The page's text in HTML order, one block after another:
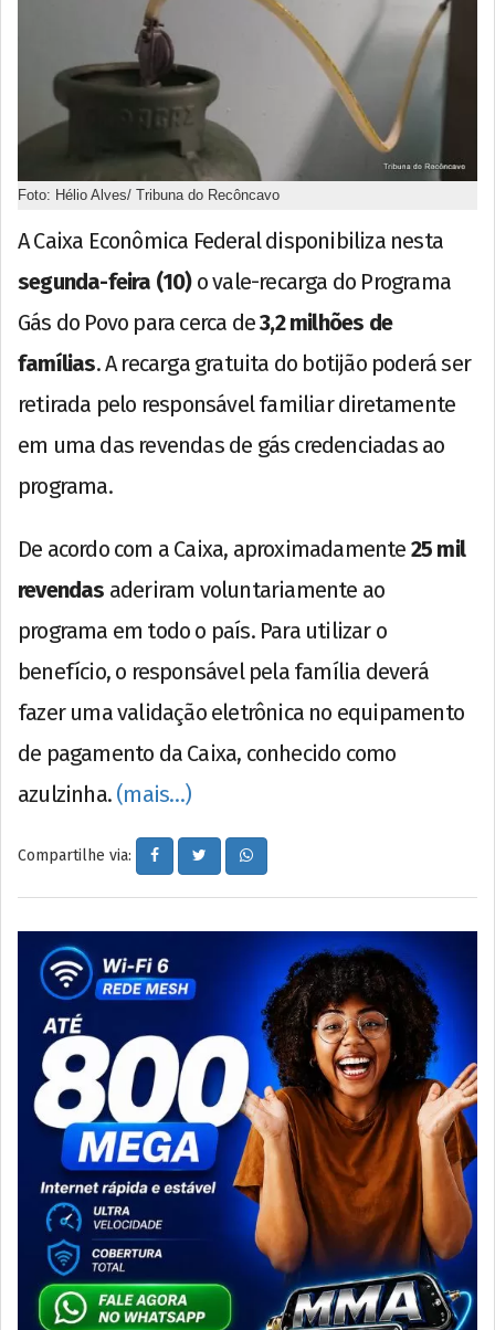
Foto: Hélio Alves/ Tribuna do Recôncavo
A Caixa Econômica Federal disponibiliza nesta
segunda-feira (10)o vale-recarga do Programa
Gás do Povo para cerca de3,2 milhões de
famílias. A recarga gratuita do botijão poderá ser
retirada pelo responsável familiar diretamente
em uma das revendas de gás credenciadas ao
programa.
De acordo com a Caixa, aproximadamente 25 mil
revendas aderiram voluntariamente ao
programa em todo o país. Para utilizar o
benefício, o responsável pela família deverá
fazer uma validação eletrônica no equipamento
de pagamento da Caixa, conhecido como
azulzinha. (mais…)
Compartilhe via: